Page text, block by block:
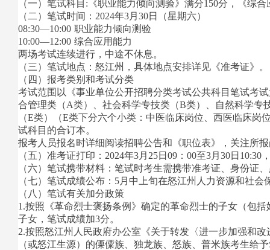
（一）笔试科目:《职业能力倾向测验》满分150分，《综
（二）笔试时间：2024年3月30日（星期六）
08:30—10:00 职业能力倾向测验
10:00—12:00 综合应用能力
两场考试连续进行，中途不休息。
（三）笔试地点：怒江州，具体地点安排详见《准考证》。
（四）报考类别和考试分类
考试范围以《事业单位公开招聘分类考试公共科目笔试考
合管理类（A类）、社会科学专技类（B类）、自然科学
（E类）（E类下分六个小类：中医临床岗位、西医临床
试科目的合订本。
报考人员报名时详细阅读招聘公告和《职位表》，关注所
（五）准考证打印：2024年3月25日09：00至3月30日
（六）笔试携带材料：笔试时考生需携带准考证、身份证
（七）笔试成绩公布：5月中上旬在怒江州人力资源和社
（八）笔试有关加分政策
1.按照《革命烈士褒扬条例》确定的革命烈士的子女（包
子女，笔试成绩加3分。
2.按照怒江州人民政府办公室《关于转发〈进一步加强和
（或怒江生源）的傈僳族、独龙族、怒族、普米族考生给